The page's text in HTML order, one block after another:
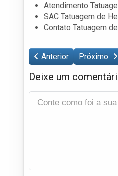
Atendimento
SAC Tatuagem de
Contato Tatuagem
Anterior Próximo
Deixe um